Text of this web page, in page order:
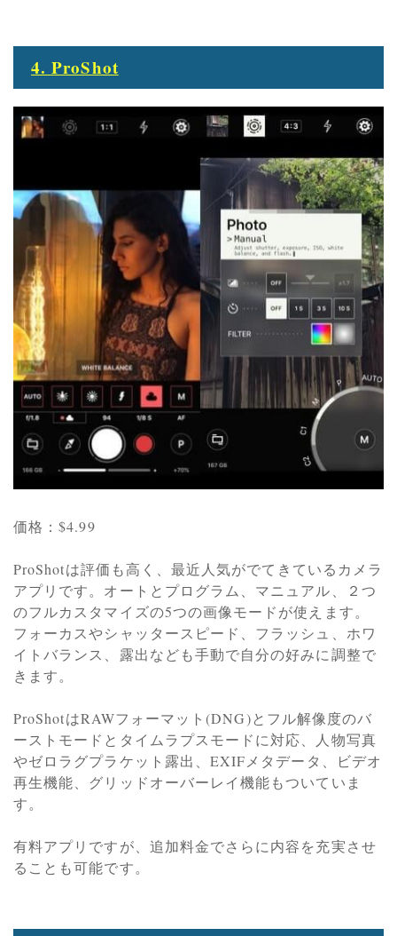
4. ProShot
価格：$4.99
ProShotは評価も高く、最近人気がでてきているカメラ
アプリです。オートとプログラム、マニュアル、２つ
のフルカスタマイズの5つの画像モードが使えます。
フォーカスやシャッタースピード、フラッシュ、ホワ
イトバランス、露出なども手動で自分の好みに調整で
きます。
ProShotはRAWフォーマット(DNG)とフル解像度のバ
ーストモードとタイムラプスモードに対応、人物写真
やゼロラグプラケット露出、EXIFメタデータ、ビデオ
再生機能、グリッドオーバーレイ機能もついていま
す。
有料アプリですが、追加料金でさらに内容を充実させ
ることも可能です。